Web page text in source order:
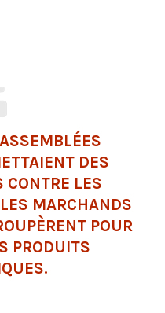
DES
CONTRE LES
MARCHANDS
POUR
PRODUITS